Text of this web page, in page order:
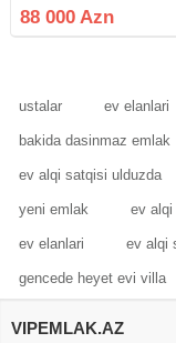
88 000 Azn
ustalar ev elanlari
bakida dasinmaz emlak
ev alqi satqisi ulduzda
yeni emlak ev
ev elanlari ev alqi
gencede heyet evi villa
VIPEMLAK.AZ